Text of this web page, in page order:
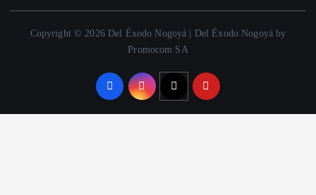
Copyright © 2026 Del Éxodo Nogoyá | Del Éxodo Nogoyá by
Promocom SA